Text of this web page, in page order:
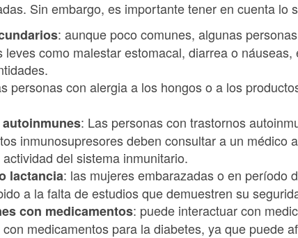
Sin embargo, es importante tener en cuenta lo
: aunque poco comunes, algunas
leves como malestar estomacal, diarrea o
personas con alergia a los hongos o a los
: Las personas con trastornos
inmunosupresores deben consultar a un médico
del sistema inmunitario.
lactancia: las mujeres embarazadas o en período
a la falta de estudios que demuestren su
con medicamentos: puede interactuar con
medicamentos para la diabetes, ya que puede